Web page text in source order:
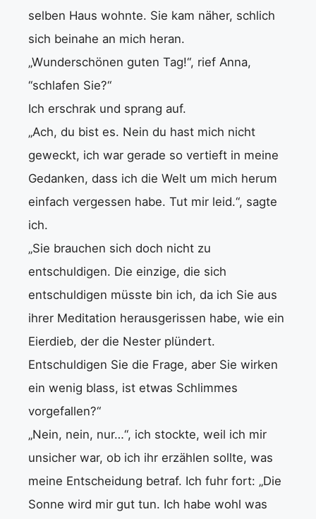
selben Haus wohnte. Sie kam näher, schlich
sich beinahe an mich heran.
„Wunderschönen guten Tag!“, rief Anna,
“schlafen Sie?“
Ich erschrak und sprang auf.
„Ach, du bist es. Nein du hast mich nicht
geweckt, ich war gerade so vertieft in meine
Gedanken, dass ich die Welt um mich herum
einfach vergessen habe. Tut mir leid.“, sagte
ich.
„Sie brauchen sich doch nicht zu
entschuldigen. Die einzige, die sich
entschuldigen müsste bin ich, da ich Sie aus
ihrer Meditation herausgerissen habe, wie ein
Eierdieb, der die Nester plündert.
Entschuldigen Sie die Frage, aber Sie wirken
ein wenig blass, ist etwas Schlimmes
vorgefallen?“
„Nein, nein, nur…“, ich stockte, weil ich mir
unsicher war, ob ich ihr erzählen sollte, was
meine Entscheidung betraf. Ich fuhr fort: „Die
Sonne wird mir gut tun. Ich habe wohl was